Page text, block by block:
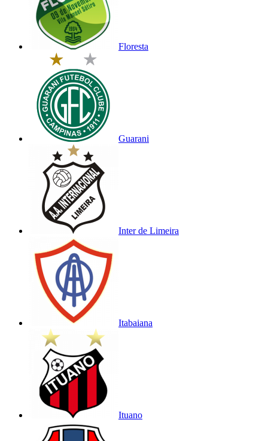
Floresta
Guarani
Inter de Limeira
Itabaiana
Ituano